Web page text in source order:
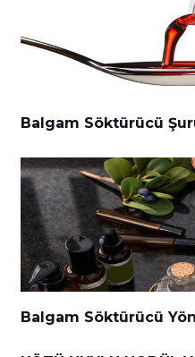
Balgam Söktürücü
Balgam Söktürücü